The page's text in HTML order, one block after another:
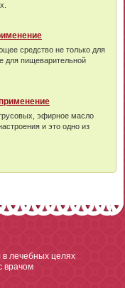
средство не только для
для пищеварительной
эфирное масло
и это одно из
лечебных целях
врачом